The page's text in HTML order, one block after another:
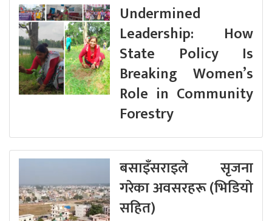
Undermined
Leadership: How
State Policy Is
Breaking Women’s
Role in Community
Forestry
बसाइँसराइले सृजना
गरेका अवसरहरू (भिडियो
सहित)